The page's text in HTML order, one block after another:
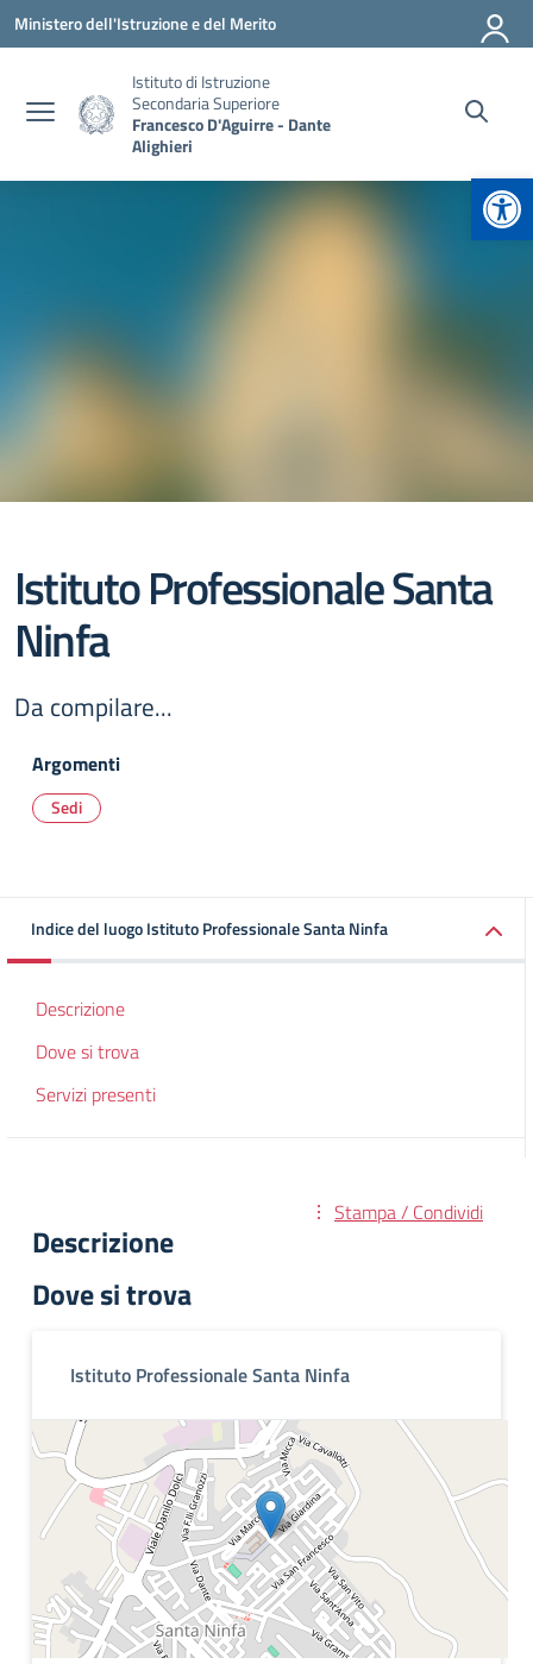
Vai ai contenuti
Vai al menu di navigazione
Vai al footer
Ministero dell'Istruzione e del Merito
Istituto di Istruzione
Secondaria Superiore
Francesco D'Aguirre - Dante
Alighieri
Istituto Professionale Santa
Ninfa
Da compilare...
Argomenti
Sedi
Indice del luogo Istituto Professionale Santa Ninfa
Descrizione
Dove si trova
Servizi presenti
Stampa / Condividi
Descrizione
Dove si trova
Istituto Professionale Santa Ninfa